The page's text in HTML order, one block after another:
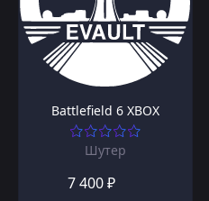
Battlefield 6 XBOX
Шутер
7 400 ₽